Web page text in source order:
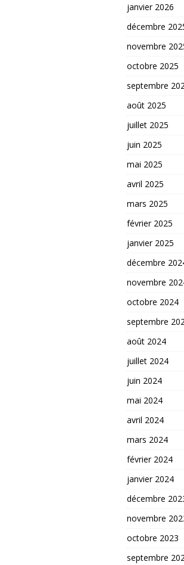
janvier 2026
décembre
novembre
octobre 2025
septembre
août 2025
juillet 2025
juin 2025
mai 2025
avril 2025
mars 2025
février 2025
janvier 2025
décembre
novembre
octobre 2024
septembre
août 2024
juillet 2024
juin 2024
mai 2024
avril 2024
mars 2024
février 2024
janvier 2024
décembre
novembre
octobre 2023
septembre